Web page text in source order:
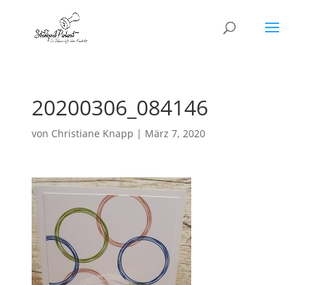
20200306_084146
von Christiane Knapp | März 7, 2020